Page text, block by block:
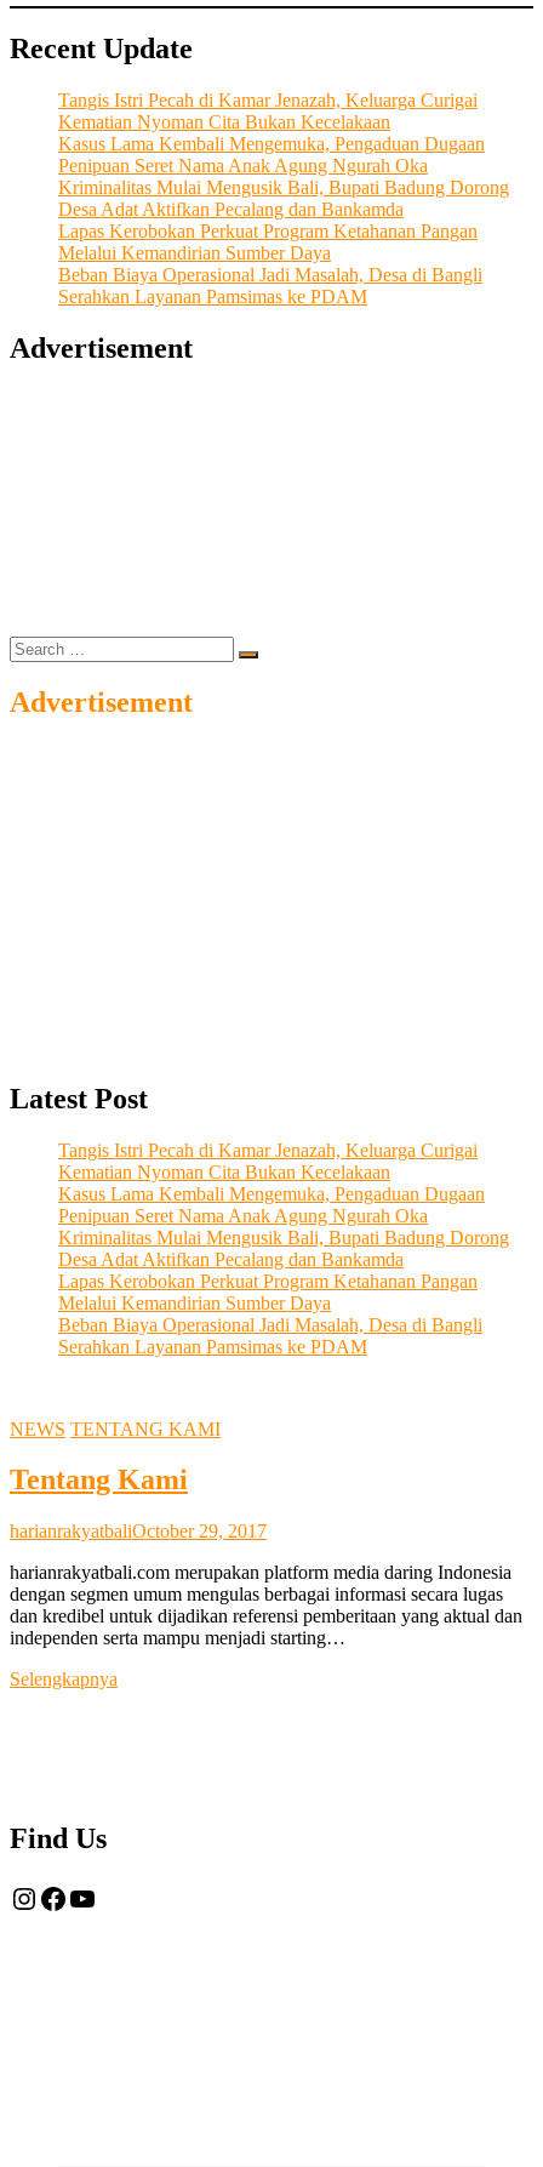
Recent Update
Tangis Istri Pecah di Kamar Jenazah, Keluarga Curigai
Kematian Nyoman Cita Bukan Kecelakaan
Kasus Lama Kembali Mengemuka, Pengaduan Dugaan
Penipuan Seret Nama Anak Agung Ngurah Oka
Kriminalitas Mulai Mengusik Bali, Bupati Badung Dorong
Desa Adat Aktifkan Pecalang dan Bankamda
Lapas Kerobokan Perkuat Program Ketahanan Pangan
Melalui Kemandirian Sumber Daya
Beban Biaya Operasional Jadi Masalah, Desa di Bangli
Serahkan Layanan Pamsimas ke PDAM
Advertisement
Search
…
Advertisement
Latest Post
Tangis Istri Pecah di Kamar Jenazah, Keluarga Curigai
Kematian Nyoman Cita Bukan Kecelakaan
Kasus Lama Kembali Mengemuka, Pengaduan Dugaan
Penipuan Seret Nama Anak Agung Ngurah Oka
Kriminalitas Mulai Mengusik Bali, Bupati Badung Dorong
Desa Adat Aktifkan Pecalang dan Bankamda
Lapas Kerobokan Perkuat Program Ketahanan Pangan
Melalui Kemandirian Sumber Daya
Beban Biaya Operasional Jadi Masalah, Desa di Bangli
Serahkan Layanan Pamsimas ke PDAM
NEWS TENTANG KAMI
Tentang Kami
harianrakyatbaliOctober 29, 2017
harianrakyatbali.com merupakan platform media daring Indonesia
dengan segmen umum mengulas berbagai informasi secara lugas
dan kredibel untuk dijadikan referensi pemberitaan yang aktual dan
independen serta mampu menjadi starting…
Selengkapnya
Find Us
Instagram
Facebook
YouTube